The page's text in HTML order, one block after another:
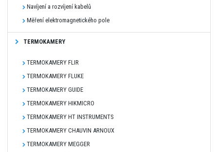
Navíjení a rozvíjení kabelů
Měření elektromagnetického pole
TERMOKAMERY
TERMOKAMERY FLIR
TERMOKAMERY FLUKE
TERMOKAMERY GUIDE
TERMOKAMERY HIKMICRO
TERMOKAMERY HT INSTRUMENTS
TERMOKAMERY CHAUVIN ARNOUX
TERMOKAMERY MEGGER